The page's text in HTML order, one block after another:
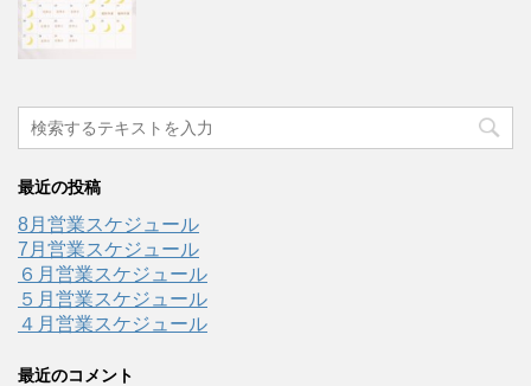
最近の投稿
8月営業スケジュール
7月営業スケジュール
６月営業スケジュール
５月営業スケジュール
４月営業スケジュール
最近のコメント